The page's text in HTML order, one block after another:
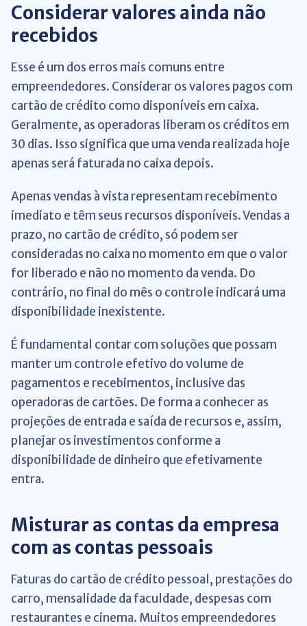
Considerar valores ainda não
recebidos
Esse é um dos erros mais comuns entre
empreendedores. Considerar os valores pagos com
cartão de crédito como disponíveis em caixa.
Geralmente, as operadoras liberam os créditos em
30 dias. Isso significa que uma venda realizada hoje
apenas será faturada no caixa depois.
Apenas vendas à vista representam recebimento
imediato e têm seus recursos disponíveis. Vendas a
prazo, no cartão de crédito, só podem ser
consideradas no caixa no momento em que o valor
for liberado e não no momento da venda. Do
contrário, no final do mês o controle indicará uma
disponibilidade inexistente.
É fundamental contar com soluções que possam
manter um controle efetivo do volume de
pagamentos e recebimentos, inclusive das
operadoras de cartões. De forma a conhecer as
projeções de entrada e saída de recursos e, assim,
planejar os investimentos conforme a
disponibilidade de dinheiro que efetivamente
entra.
Misturar as contas da empresa
com as contas pessoais
Faturas do cartão de crédito pessoal, prestações do
carro, mensalidade da faculdade, despesas com
restaurantes e cinema. Muitos empreendedores